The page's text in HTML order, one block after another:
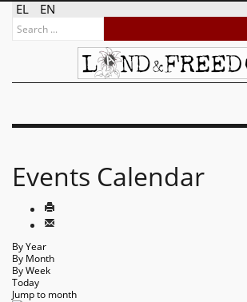
EL EN
Events Calendar
By Year
By Month
By Week
Today
Jump to month